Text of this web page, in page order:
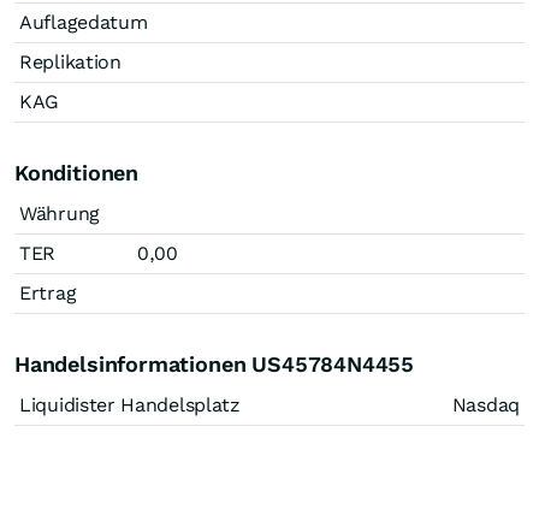
Auflagedatum
Replikation
KAG
Konditionen
Währung
TER
0,00
Ertrag
Handelsinformationen US45784N4455
Liquidister Handelsplatz Nasdaq